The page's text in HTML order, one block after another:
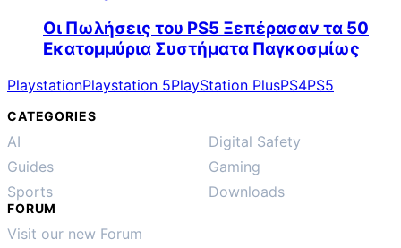
Οι Πωλήσεις του PS5 Ξεπέρασαν τα 50
Εκατομμύρια Συστήματα Παγκοσμίως
PlaystationPlaystation 5PlayStation PlusPS4PS5
CATEGORIES
AI
Digital Safety
Guides
Gaming
Sports
Downloads
FORUM
Visit our new Forum